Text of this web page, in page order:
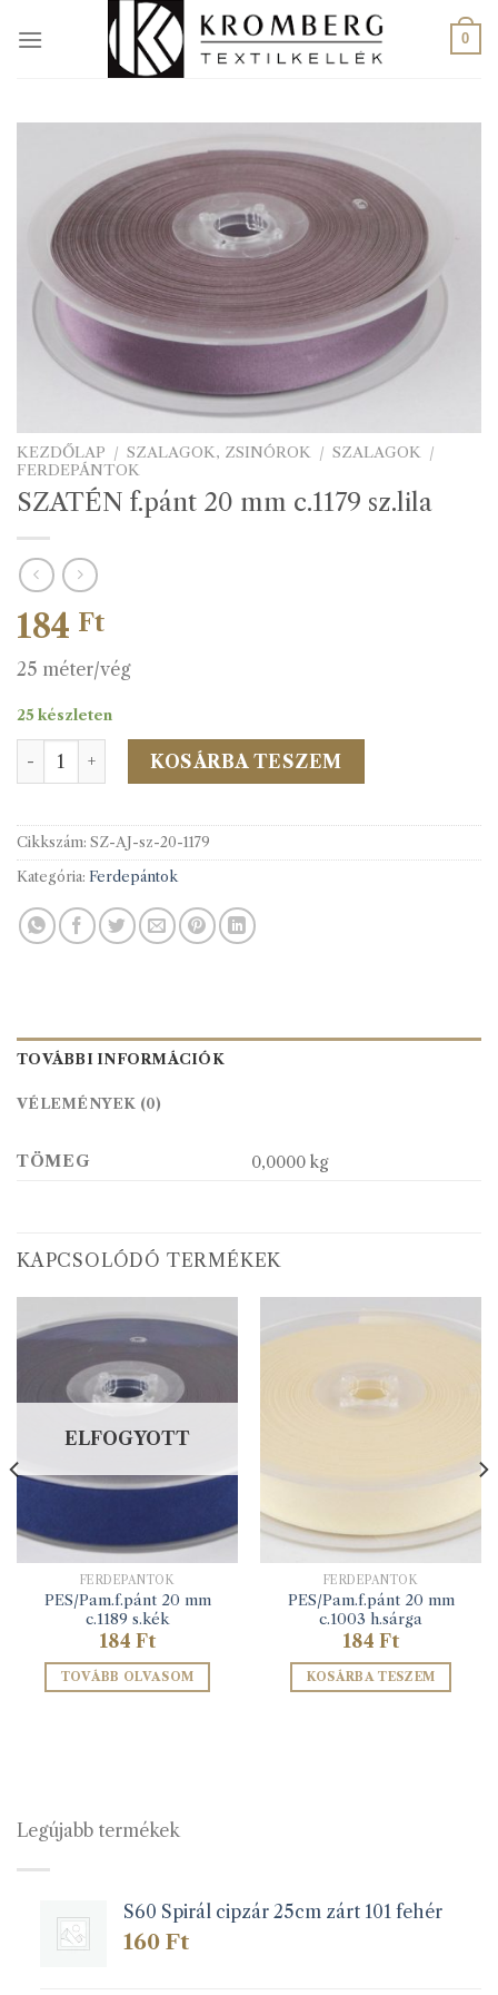
0
KEZDŐLAP / SZALAGOK, ZSINÓROK / SZALAGOK /
FERDEPÁNTOK
SZATÉN f.pánt 20 mm c.1179 sz.lila
184 Ft
25 méter/vég
25 készleten
SZATÉN f.pánt 20 mm c.1179 sz.lila mennyiség
KOSÁRBA TESZEM
Cikkszám: SZ-AJ-sz-20-1179
Kategória: Ferdepántok
TOVÁBBI INFORMÁCIÓK
VÉLEMÉNYEK (0)
TÖMEG 0,0000 kg
KAPCSOLÓDÓ TERMÉKEK
ELFOGYOTT
FERDEPÁNTOK
PES/Pam.f.pánt 20 mm
c.1189 s.kék
184 Ft
TOVÁBB OLVASOM
FERDEPÁNTOK
PES/Pam.f.pánt 20 mm
c.1003 h.sárga
184 Ft
KOSÁRBA TESZEM
Legújabb termékek
S60 Spirál cipzár 25cm zárt 101 fehér
160 Ft